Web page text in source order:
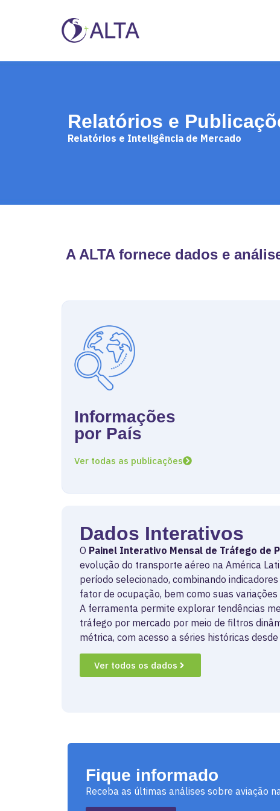
Relatórios e
Relatórios e Inteligência de Mercado
A ALTA fornece dados e
Informações
por País
Ver todas as publicações
Dados Interativos
O Painel Interativo Mensal de Tráfego de
evolução do transporte aéreo na América
período selecionado, combinando
fator de ocupação, bem como suas variações
A ferramenta permite explorar tendências
tráfego por mercado por meio de filtros
métrica, com acesso a séries históricas
Ver todos os dados
Fique informado
Receba as últimas análises sobre aviação